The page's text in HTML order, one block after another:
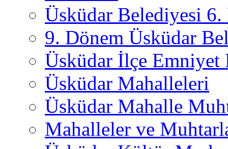
Üsküdar Belediyesi 6.
9. Dönem Üsküdar
Üsküdar İlçe
Üsküdar Mahalleleri
Üsküdar Mahalle
Mahalleler ve